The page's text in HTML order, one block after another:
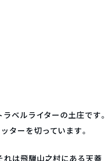
ベルライターの土庄です。
ターを切っています。
れは飛騨山之村にある天蓋